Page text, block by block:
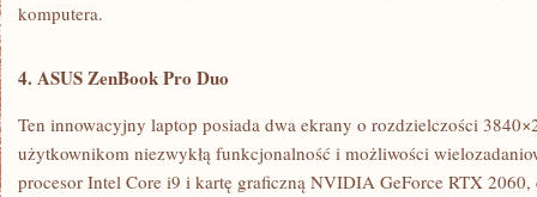
komputera.
4. ASUS ZenBook Pro Duo
Ten innowacyjny⁣ laptop‍ posiada dwa ekrany o rozdzielczości
użytkownikom niezwykłą funkcjonalność i⁤ możliwości
procesor Intel ⁤Core i9 ⁤i kartę graficzną NVIDIA​ GeForce RTX 2060,